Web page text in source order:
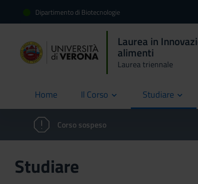
Dipartimento di Biotecnologie
Laurea in
alimenti
Laurea triennale
Home
current Il Corso Studiare
Corso sospeso
Studiare